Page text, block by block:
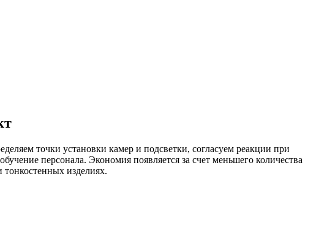
точки установки камер и подсветки, согласуем реакции при
персонала. Экономия появляется за счет меньшего количества
изделиях.